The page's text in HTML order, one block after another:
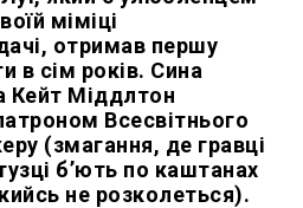
міміці
отримав першу
в сім років. Сина
Кейт Міддлтон
Всесвітнього
(змагання, де гравці
бʼють по каштанах
не розколеться).